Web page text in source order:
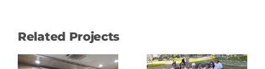
Related Projects